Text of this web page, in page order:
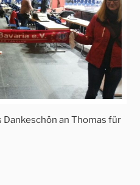
an Thomas für